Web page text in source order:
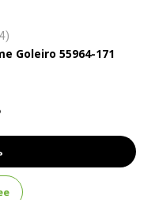
Goleiro 55964-171